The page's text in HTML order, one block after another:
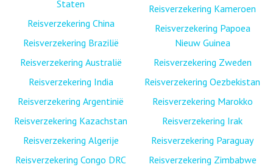
Staten
Reisverzekering China
Reisverzekering Brazilië
Reisverzekering Australië
Reisverzekering India
Reisverzekering Argentinië
Reisverzekering Kazachstan
Reisverzekering Algerije
Reisverzekering Congo DRC
Reisverzekering Kameroen
Reisverzekering Papoea
Nieuw Guinea
Reisverzekering Zweden
Reisverzekering Oezbekistan
Reisverzekering Marokko
Reisverzekering Irak
Reisverzekering Paraguay
Reisverzekering Zimbabwe